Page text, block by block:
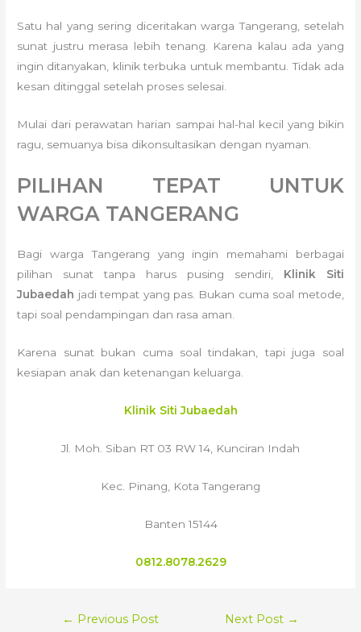
Satu hal yang sering diceritakan warga Tangerang, setelah
sunat justru merasa lebih tenang. Karena kalau ada yang
ingin ditanyakan, klinik terbuka untuk membantu. Tidak ada
kesan ditinggal setelah proses selesai.
Mulai dari perawatan harian sampai hal-hal kecil yang bikin
ragu, semuanya bisa dikonsultasikan dengan nyaman.
PILIHAN TEPAT UNTUK
WARGA TANGERANG
Bagi warga Tangerang yang ingin memahami berbagai
pilihan sunat tanpa harus pusing sendiri, Klinik Siti
Jubaedah jadi tempat yang pas. Bukan cuma soal metode,
tapi soal pendampingan dan rasa aman.
Karena sunat bukan cuma soal tindakan, tapi juga soal
kesiapan anak dan ketenangan keluarga.
Klinik Siti Jubaedah
Jl. Moh. Siban RT 03 RW 14, Kunciran Indah
Kec. Pinang, Kota Tangerang
Banten 15144
0812.8078.2629
POST
← Previous Post Next Post →